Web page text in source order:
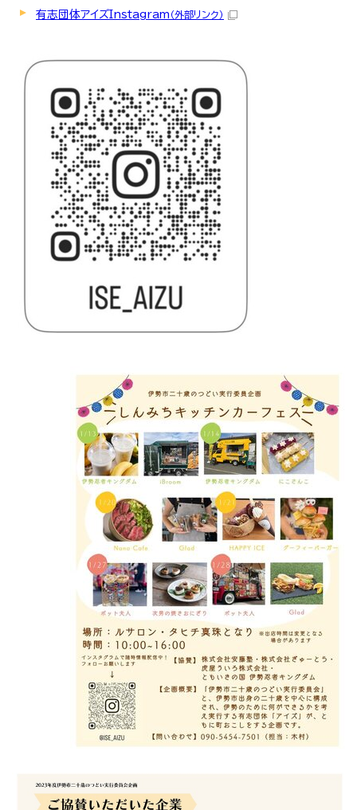
有志団体アイズInstagram （外部リンク）